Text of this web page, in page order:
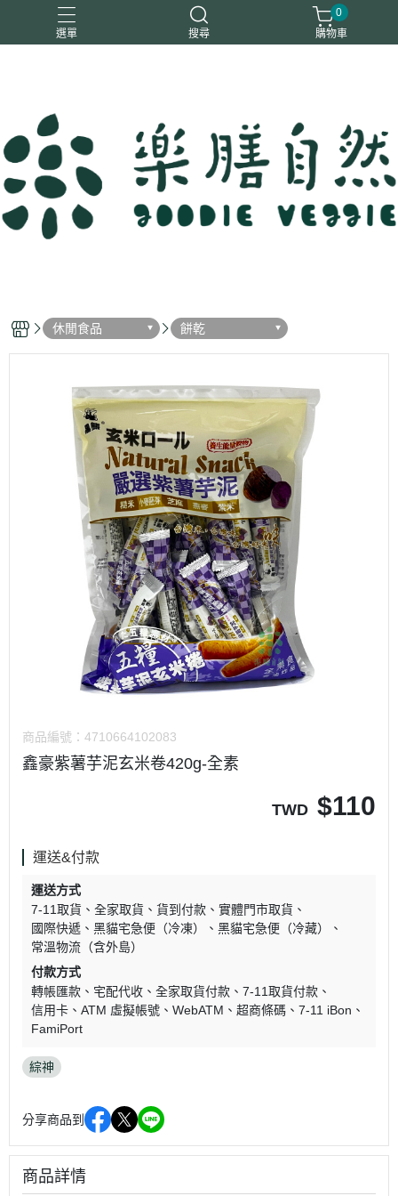
選單 搜尋
一樂鶴
0
購物車
休閒食品 餅乾
商品編號： 4710664102083
鑫豪紫薯芋泥玄米卷420g-全素
TWD $110
運送&付款
運送方式
7-11取貨
全家取貨 貨到付款
實體門市取貨
國際快遞
黑貓宅急便（冷凍）
黑貓宅急便（冷藏）
常溫物流（含外島）
付款方式
轉帳匯款
宅配代收 全家取貨付款
7-11取貨付款
信用卡
ATM 虛擬帳號 WebATM 超商條碼
7-11 iBon
FamiPort
綜神
分享商品到
商品詳情